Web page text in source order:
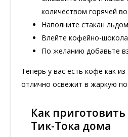
количеством горячей
Наполните стакан
Влейте кофейно-
По желанию добавьте
Теперь у вас есть кофе как
отлично освежит в жаркую
Как
Тик-Тока дома